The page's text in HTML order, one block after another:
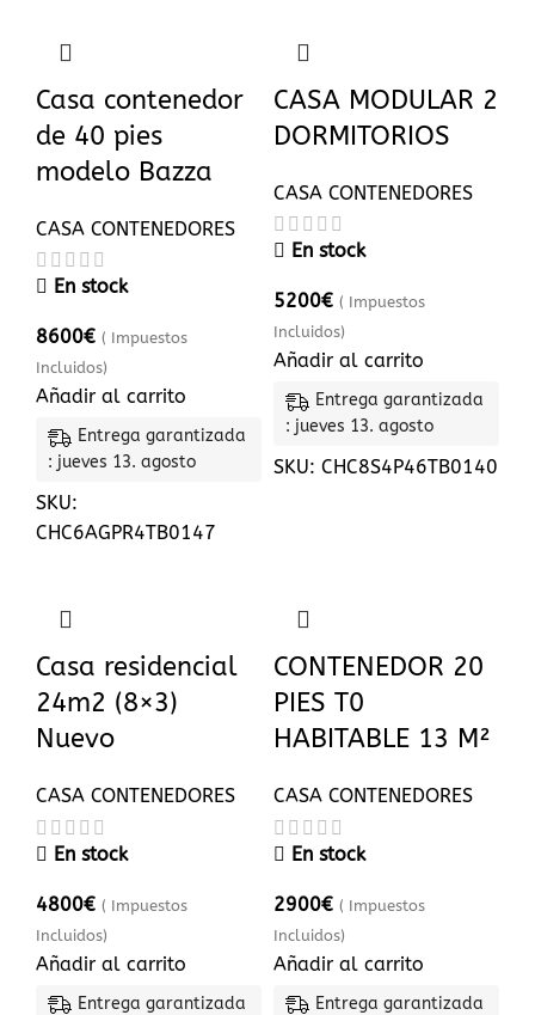
Casa contenedor
de 40 pies
modelo Bazza
CASA CONTENEDORES
En stock
8600€ ( Impuestos
Incluidos)
Añadir al carrito
Entrega garantizada
: jueves 13. agosto
SKU:
CHC6AGPR4TB0147
CASA MODULAR 2
DORMITORIOS
CASA CONTENEDORES
En stock
5200€ ( Impuestos
Incluidos)
Añadir al carrito
Entrega garantizada
: jueves 13. agosto
SKU: CHC8S4P46TB0140
Casa residencial
24m2 (8×3)
Nuevo
CASA CONTENEDORES
En stock
4800€ ( Impuestos
Incluidos)
Añadir al carrito
Entrega garantizada
CONTENEDOR 20
PIES T0
HABITABLE 13 M²
CASA CONTENEDORES
En stock
2900€ ( Impuestos
Incluidos)
Añadir al carrito
Entrega garantizada